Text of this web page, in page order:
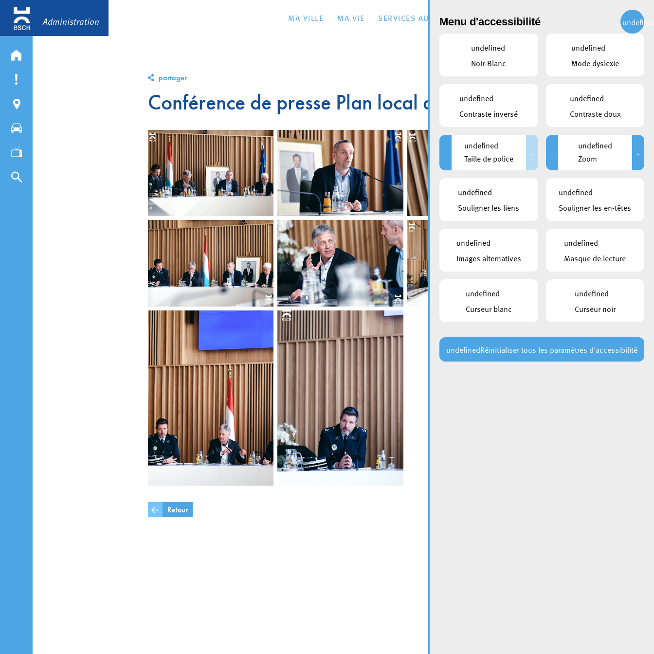
Administration MA VILLE MA VIE SERVICES AU CITOYEN ACTUALITÉS PUBLICATIONS CONTACT
partager
Conférence de presse Plan local de sécurité
Retour
Menu d'accessibilité
undefined
Noir-Blanc
undefined
Mode dyslexie
undefined
Contraste inversé
undefined
Contraste doux
-
undefined
Taille de police
+ -
undefined
Zoom
+
undefined
Souligner les liens
undefined
Souligner les en-têtes
undefined
Images alternatives
undefined
Masque de lecture
undefined
Curseur blanc
undefined
Curseur noir
undefinedRéinitialiser tous les paramètres d'accessibilité